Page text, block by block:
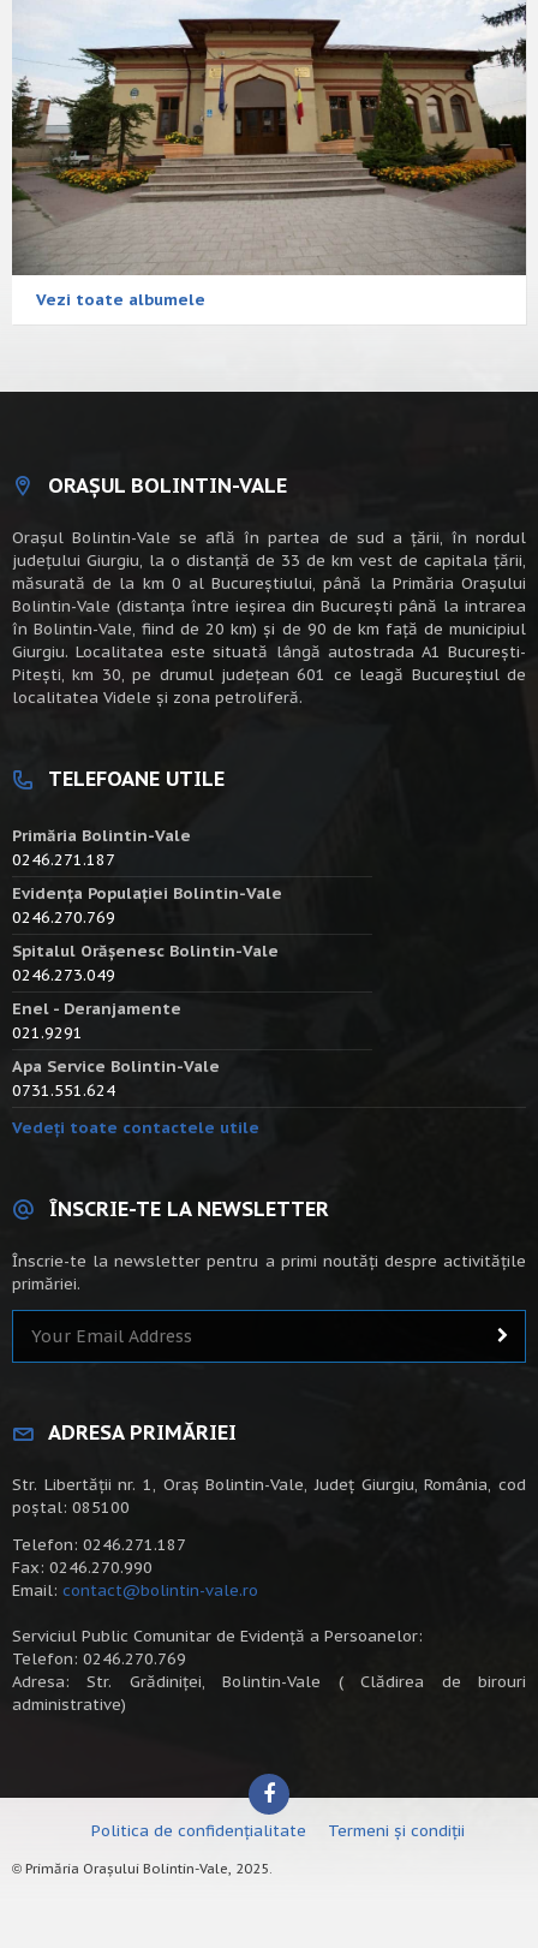
Vezi toate albumele
ORAȘUL BOLINTIN-VALE
Oraşul Bolintin-Vale se află în partea de sud a ţării, în nordul
judeţului Giurgiu, la o distanţă de 33 de km vest de capitala țării,
măsurată de la km 0 al Bucureștiului, până la Primăria Orașului
Bolintin-Vale (distanța între ieșirea din București până la intrarea
în Bolintin-Vale, fiind de 20 km) şi de 90 de km faţă de municipiul
Giurgiu. Localitatea este situată lângă autostrada A1 Bucureşti-
Piteşti, km 30, pe drumul judeţean 601 ce leagă Bucureştiul de
localitatea Videle şi zona petroliferă.
TELEFOANE UTILE
Primăria Bolintin-Vale
0246.271.187
Evidența Populației Bolintin-Vale
0246.270.769
Spitalul Orășenesc Bolintin-Vale
0246.273.049
Enel - Deranjamente
021.9291
Apa Service Bolintin-Vale
0731.551.624
Vedeți toate contactele utile
ÎNSCRIE-TE LA NEWSLETTER
Înscrie-te la newsletter pentru a primi noutăți despre activitățile
primăriei.
ADRESA PRIMĂRIEI
Str. Libertății nr. 1, Oraș Bolintin-Vale, Județ Giurgiu, România, cod
poștal: 085100
Telefon: 0246.271.187
Fax: 0246.270.990
Email: contact@bolintin-vale.ro
Serviciul Public Comunitar de Evidență a Persoanelor:
Telefon: 0246.270.769
Adresa: Str. Grădiniței, Bolintin-Vale ( Clădirea de birouri
administrative)
Politica de confidențialitate Termeni și condiții
© Primăria Orașului Bolintin-Vale, 2025.